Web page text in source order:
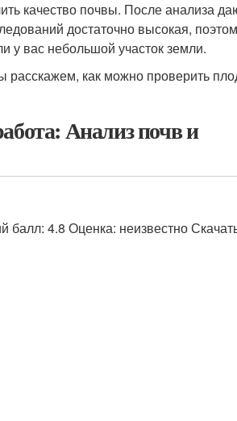
качество почвы. После анализа
достаточно высокая,
у вас небольшой участок земли.
расскажем, как можно проверить
Анализ почв и
4.8 Оценка: неизвестно